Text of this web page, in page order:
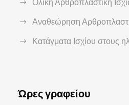
Ολική Αρθροπλαστική
Αναθεώρηση
Κατάγματα Ισχίου στους
Ώρες γραφείου